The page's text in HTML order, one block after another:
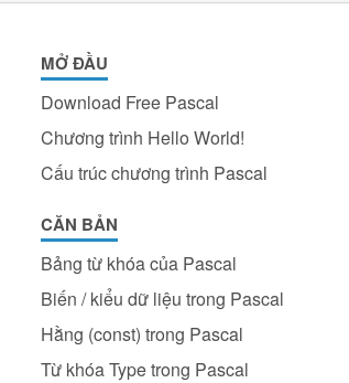
MỞ ĐẦU
Download Free Pascal
Chương trình Hello World!
Cấu trúc chương trình Pascal
CĂN BẢN
Bảng từ khóa của Pascal
Biến / kiểu dữ liệu trong Pascal
Hằng (const) trong Pascal
Từ khóa Type trong Pascal